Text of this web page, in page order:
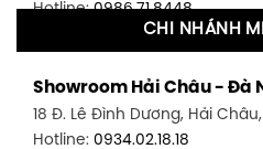
Hotline:0986.71.8448
1411 Đường 3/2, P. 16, Quận 11,
Hotline:0906.256.759
CHI NHÁNH
Showroom Hải Châu - Đà
18 Đ. Lê Đình Dương, Hải
Hotline: 0934.02.18.18